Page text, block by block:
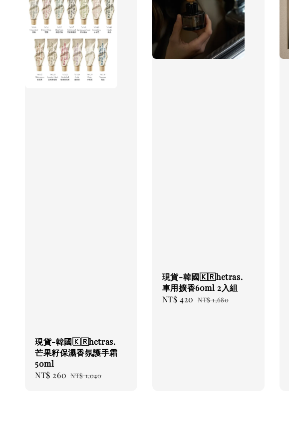
現貨-韓國🇰🇷hetras.
芒果籽保濕香氛護手霜
50ml
Sale
NT$ 260 Regular
NT$ 1,040
現貨-韓國🇰🇷hetras.
車用擴香60ml 2入組
Sale
NT$ 420 Regular
NT$ 1,680